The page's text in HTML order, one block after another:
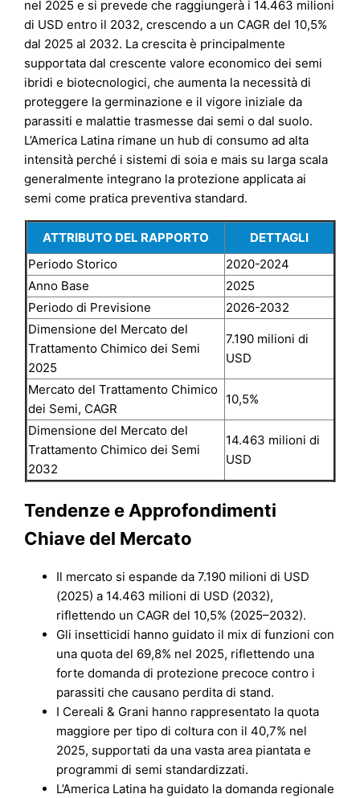
nel 2025 e si prevede che raggiungerà i 14.463 milioni
di USD entro il 2032, crescendo a un CAGR del 10,5%
dal 2025 al 2032. La crescita è principalmente
supportata dal crescente valore economico dei semi
ibridi e biotecnologici, che aumenta la necessità di
proteggere la germinazione e il vigore iniziale da
parassiti e malattie trasmesse dai semi o dal suolo.
L’America Latina rimane un hub di consumo ad alta
intensità perché i sistemi di soia e mais su larga scala
generalmente integrano la protezione applicata ai
semi come pratica preventiva standard.
ATTRIBUTO DEL RAPPORTO
DETTAGLI
Periodo Storico
2020-2024
Anno Base
2025
Periodo di Previsione
2026-2032
Dimensione del Mercato del
Trattamento Chimico dei Semi
2025
7.190 milioni di
USD
Mercato del Trattamento Chimico
dei Semi, CAGR
10,5%
Dimensione del Mercato del
Trattamento Chimico dei Semi
2032
14.463 milioni di
USD
Tendenze e Approfondimenti
Chiave del Mercato
Il mercato si espande da 7.190 milioni di USD
(2025) a 14.463 milioni di USD (2032),
riflettendo un CAGR del 10,5% (2025–2032).
Gli insetticidi hanno guidato il mix di funzioni con
una quota del 69,8% nel 2025, riflettendo una
forte domanda di protezione precoce contro i
parassiti che causano perdita di stand.
I Cereali & Grani hanno rappresentato la quota
maggiore per tipo di coltura con il 40,7% nel
2025, supportati da una vasta area piantata e
programmi di semi standardizzati.
L’America Latina ha guidato la domanda regionale